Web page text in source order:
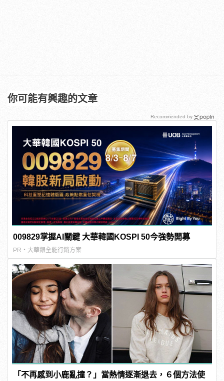
你可能有興趣的文章
009829掌握AI關鍵 大華韓國KOSPI 50今強勢開募
PR・大華銀全能行銷方案
「不再感到小鹿亂撞？」當熱情逐漸退去，６個方法使
Recommended by